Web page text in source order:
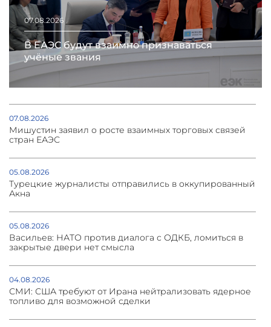
07.08.2026
В ЕАЭС будут взаимно признаваться
учёные звания
07.08.2026
Мишустин заявил о росте взаимных торговых связей
стран ЕАЭС
05.08.2026
Турецкие журналисты отправились в оккупированный
Акна
05.08.2026
Васильев: НАТО против диалога с ОДКБ, ломиться в
закрытые двери нет смысла
04.08.2026
СМИ: США требуют от Ирана нейтрализовать ядерное
топливо для возможной сделки